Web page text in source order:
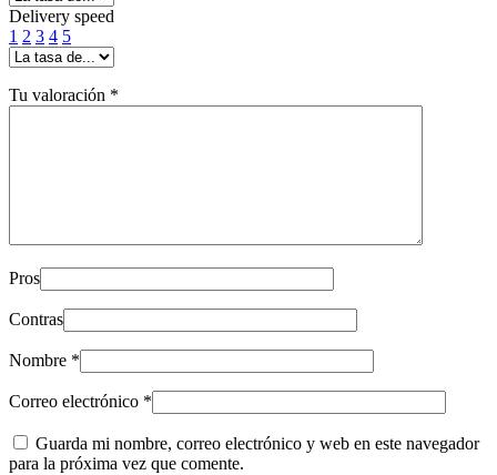
Delivery speed
1 2 3 4 5
Tu valoración *
Pros
Contras
Nombre *
Correo electrónico *
Guarda mi nombre, correo electrónico y web en este navegador
para la próxima vez que comente.